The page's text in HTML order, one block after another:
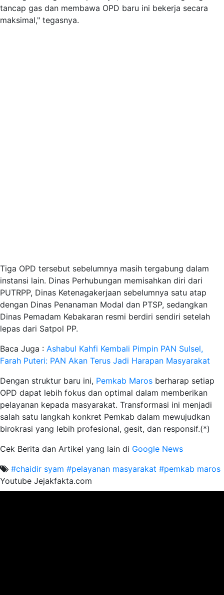
tancap gas dan membawa OPD baru ini bekerja secara
maksimal," tegasnya.
Tiga OPD tersebut sebelumnya masih tergabung dalam
instansi lain. Dinas Perhubungan memisahkan diri dari
PUTRPP, Dinas Ketenagakerjaan sebelumnya satu atap
dengan Dinas Penanaman Modal dan PTSP, sedangkan
Dinas Pemadam Kebakaran resmi berdiri sendiri setelah
lepas dari Satpol PP.
Baca Juga : Ashabul Kahfi Kembali Pimpin PAN Sulsel,
Farah Puteri: PAN Akan Terus Jadi Harapan Masyarakat
Dengan struktur baru ini, Pemkab Maros berharap setiap
OPD dapat lebih fokus dan optimal dalam memberikan
pelayanan kepada masyarakat. Transformasi ini menjadi
salah satu langkah konkret Pemkab dalam mewujudkan
birokrasi yang lebih profesional, gesit, dan responsif.(*)
Cek Berita dan Artikel yang lain di Google News
#chaidir syam #pelayanan masyarakat #pemkab maros
Youtube Jejakfakta.com